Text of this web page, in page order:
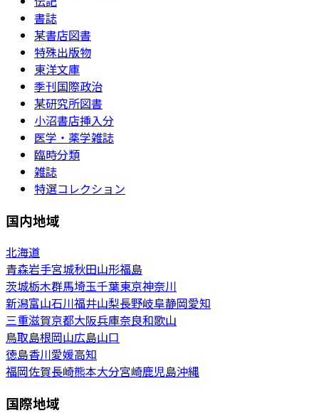
書誌
某書店図書
特殊出版物
東洋文庫
季刊国際政治
某研究所図書
小沼書店挿入分
医学・薬学雑誌
臨時分類
雑誌
特選コレクション
国内地域
北海道
青森岩手宮城秋田山形福島
茨城栃木群馬埼玉千葉東京神奈川
新潟富山石川福井山梨長野岐阜静岡愛知
三重滋賀京都大阪兵庫奈良和歌山
鳥取島根岡山広島山口
徳島香川愛媛高知
福岡佐賀長崎熊本大分宮崎鹿児島沖縄
国際地域